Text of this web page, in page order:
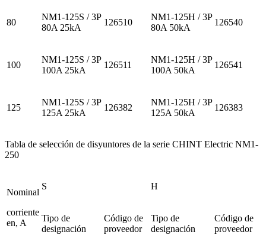
80
NM1-125S / 3P
80A 25kA
126510
NM1-125H / 3P
80A 50kA
126540
100
NM1-125S / 3P
100A 25kA
126511
NM1-125H / 3P
100A 50kA
126541
125
NM1-125S / 3P
125A 25kA
126382
NM1-125H / 3P
125A 50kA
126383
Tabla de selección de disyuntores de la serie CHINT Electric NM1-
250
Nominal
corriente
en, A
S H
Tipo de
designación
Código de
proveedor
Tipo de
designación
Código de
proveedor